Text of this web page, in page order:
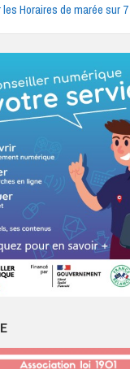
les Horaires de marée sur